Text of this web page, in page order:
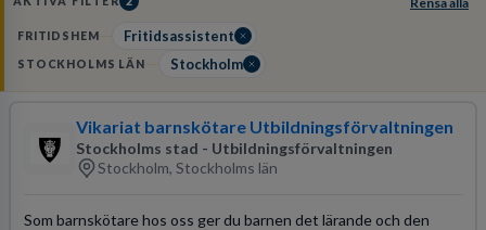
FRITIDSHEM Fritidsassistent
STOCKHOLMS LÄN Stockholm
Vikariat barnskötare Utbildningsförvaltningen
Stockholms stad - Utbildningsförvaltningen
Stockholm, Stockholms län
Som barnskötare hos oss ger du barnen det lärande och den